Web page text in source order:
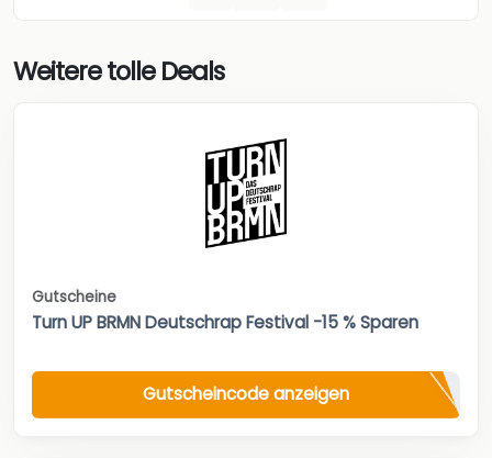
Weitere tolle Deals
Gutscheine
Turn UP BRMN Deutschrap Festival -15 % Sparen
Gutscheincode anzeigen